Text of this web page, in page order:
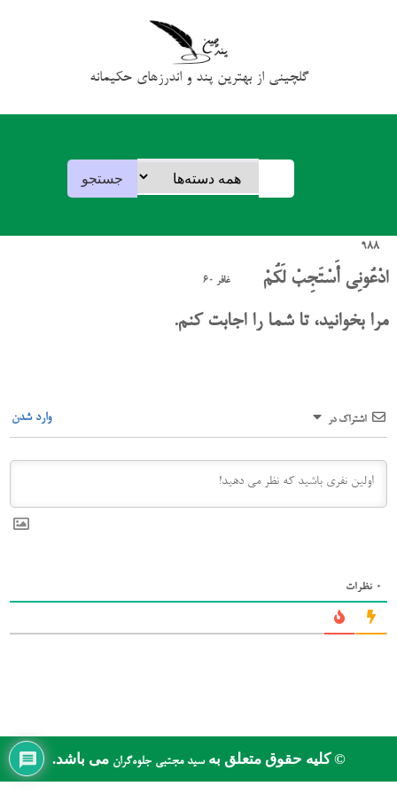
گلچینی از بهترین پند و اندرزهای حکیمانه
988
ادْعُونِي أَسْتَجِبْ لَكُمْ غافر 60
مرا بخوانید، تا شما را اجابت کنم.
اشتراک در وارد شدن
0 نظرات
© کلیه حقوق متعلق بهسید مجتبی جلوه‌گرانمی باشد.